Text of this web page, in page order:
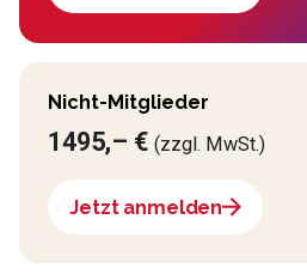
Nicht-Mitglieder
1495,– €(zzgl. MwSt.)
Jetzt anmelden